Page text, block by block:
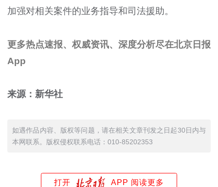
加强对相关案件的业务指导和司法援助。
更多热点速报、权威资讯、深度分析尽在北京日报
App
来源：新华社
如遇作品内容、版权等问题，请在相关文章刊发之日起30日内与
本网联系。版权侵权联系电话：010-85202353
打开 APP 阅读更多